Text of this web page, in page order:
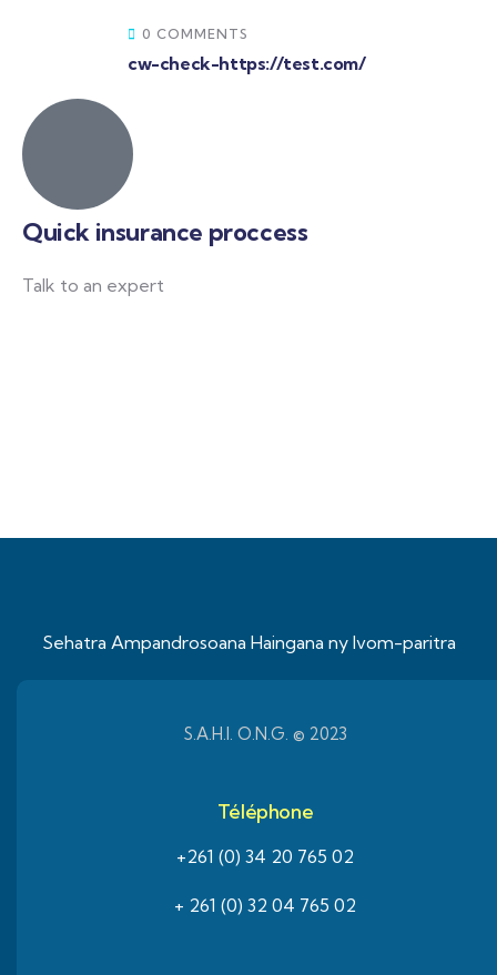
0 COMMENTS
cw-check-https://test.com/
Quick insurance proccess
Talk to an expert
Sehatra Ampandrosoana Haingana ny Ivom-paritra
S.A.H.I. O.N.G. © 2023
Téléphone
+261 (0) 34 20 765 02
+ 261 (0) 32 04 765 02